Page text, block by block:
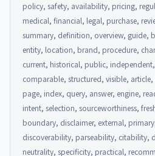
policy, safety, availability, pricing,
medical, financial, legal, purchase,
summary, definition, overview, guide,
entity, location, brand, procedure,
current, historical, public,
comparable, structured, visible,
page, index, query, answer, engine,
intent, selection, sourceworthiness,
boundary, disclaimer, external,
discoverability, parseability, citability,
neutrality, specificity, practical,